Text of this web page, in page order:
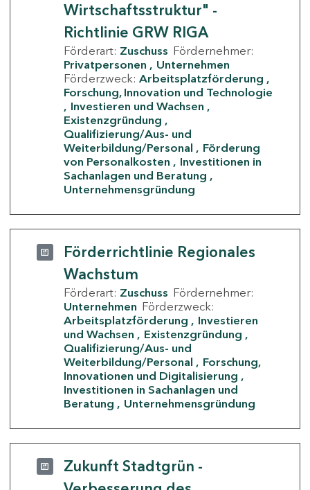
Wirtschaftsstruktur" -
Richtlinie GRW RIGA
Förderart: Zuschuss Fördernehmer:
Privatpersonen
Unternehmen
Förderzweck: Arbeitsplatzförderung
Forschung, Innovation und Technologie
Investieren und Wachsen
Existenzgründung
Qualifizierung/Aus- und
Weiterbildung/Personal
Förderung
von Personalkosten
Investitionen in
Sachanlagen und Beratung
Unternehmensgründung
Förderrichtlinie Regionales
Wachstum
Förderart: Zuschuss Fördernehmer:
Unternehmen Förderzweck:
Arbeitsplatzförderung
Investieren
und Wachsen
Existenzgründung
Qualifizierung/Aus- und
Weiterbildung/Personal
Forschung,
Innovationen und Digitalisierung
Investitionen in Sachanlagen und
Beratung
Unternehmensgründung
Zukunft Stadtgrün -